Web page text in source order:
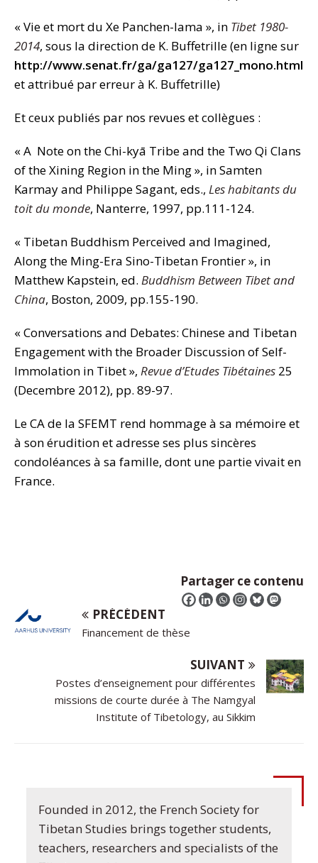
« Vie et mort du Xe Panchen-lama », in Tibet 1980-
2014, sous la direction de K. Buffetrille (en ligne sur
http://www.senat.fr/ga/ga127/ga127_mono.html
et attribué par erreur à K. Buffetrille)
Et ceux publiés par nos revues et collègues :
« A Note on the Chi-kyā Tribe and the Two Qi Clans
of the Xining Region in the Ming », in Samten
Karmay and Philippe Sagant, eds., Les habitants du
toit du monde, Nanterre, 1997, pp.111-124.
« Tibetan Buddhism Perceived and Imagined,
Along the Ming-Era Sino-Tibetan Frontier », in
Matthew Kapstein, ed. Buddhism Between Tibet and
China, Boston, 2009, pp.155-190.
« Conversations and Debates: Chinese and Tibetan
Engagement with the Broader Discussion of Self-
Immolation in Tibet », Revue d’Etudes Tibétaines 25
(Decembre 2012), pp. 89-97.
Le CA de la SFEMT rend hommage à sa mémoire et
à son érudition et adresse ses plus sincères
condoléances à sa famille, dont une partie vivait en
France.
Partager ce contenu
PRÉCÉDENT
Financement de thèse
SUIVANT
Postes d’enseignement pour différentes
missions de courte durée à The Namgyal
Institute of Tibetology, au Sikkim
Founded in 2012, the French Society for
Tibetan Studies brings together students,
teachers, researchers and specialists of the